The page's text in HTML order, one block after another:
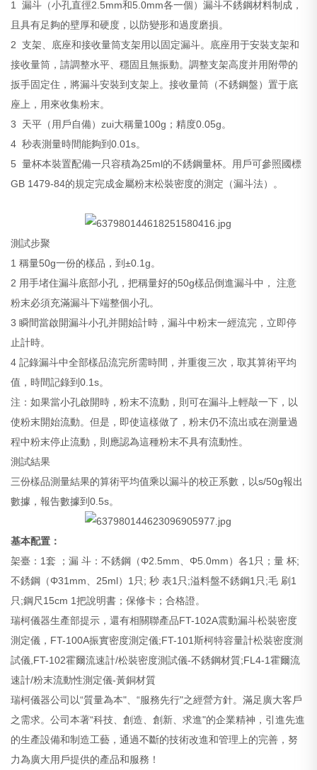
1 漏斗（小孔直徑2.5mm和5.0mm各一個）漏斗不銹鋼材料制成，
且具有足夠的壁厚和硬度，以防變形和過度磨損。
2 支架、底座和接收量筒支架用以固定漏斗。底座用于安裝支架和
接收量筒，請調整水平、穩固且無振動。調整支架高度并用附帶的
扳手固定住，將漏斗安裝到支架上。接收量筒（不銹鋼盤）置于底
座上，用來收集粉末。
3 天平（用戶自備）zui大稱量100g；精度0.05g。
4 秒表測量時間能夠到0.01s。
5 量杯本裝置配備一只容積為25ml的不銹鋼量杯。用戶可參照國標
GB 1479-84的規定完成金屬粉末松裝密度的測定（漏斗法）。
測試步聚
1 稱量50g一份的樣品，到±0.1g。
2 用手堵住漏斗底部小孔，把稱量好的50g樣品倒進漏斗中， 注意
粉末必須充滿漏斗下端整個小孔。
3 瞬間當啟開漏斗小孔并開始計時，漏斗中粉末一經流完，立即停
止計時。
4 記錄漏斗中全部樣品流完所需時間，并重復三次，取其算術平均
值，時間記錄到0.1s。
注：如果當小孔啟開時，粉末不流動，則可在漏斗上輕敲一下，以
使粉末開始流動。但是，即使這樣做了，粉末仍不流出或在測量過
程中粉末停止流動，則應認為這種粉末不具有流動性。
測試結果
三份樣品測量結果的算術平均值乘以漏斗的校正系數，以s/50g報出
數據，報告數據到0.5s。
基本配置：
架臺：1套 ；漏 斗：不銹鋼（Φ2.5mm、Φ5.0mm）各1只；量 杯;
不銹鋼（Φ31mm、25ml）1只; 秒 表1只;溢料盤不銹鋼1只;毛 刷1
只;鋼尺15cm 1把說明書；保修卡；合格證。
瑞柯儀器生產部提示，還有相關聯產品FT-102A震動漏斗松裝密度
測定儀，FT-100A振實密度測定儀;FT-101斯柯特容量計松裝密度測
試儀,FT-102霍爾流速計/松裝密度測試儀-不銹鋼材質;FL4-1霍爾流
速計/粉末流動性測定儀-黃銅材質
瑞柯儀器公司以“質量為本"、“服務先行"之經營方針。滿足廣大客戶
之需求。公司本著“科技、創造、創新、求進"的企業精神，引進先進
的生產設備和制造工藝，通過不斷的技術改進和管理上的完善，努
力為廣大用戶提供的產品和服務！